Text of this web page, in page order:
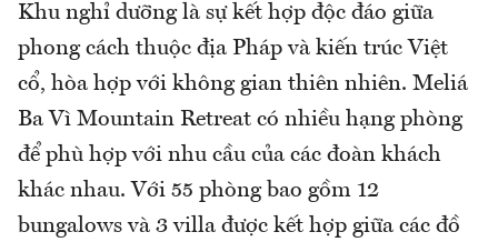
Khu nghỉ dưỡng là sự kết hợp độc đáo giữa
phong cách thuộc địa Pháp và kiến trúc Việt
cổ, hòa hợp với không gian thiên nhiên. Meliá
Ba Vì Mountain Retreat có nhiều hạng phòng
để phù hợp với nhu cầu của các đoàn khách
khác nhau. Với 55 phòng bao gồm 12
bungalows và 3 villa được kết hợp giữa các đồ